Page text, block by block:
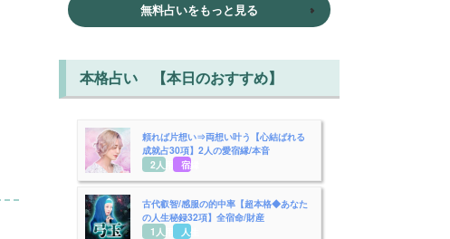
無料占いをもっと見る
本格占い 【本日のおすすめ】
頼れば片想い⇒両想い叶う【心結ばれる
成就占30項】2人の愛宿縁/本音
2人用 宿縁
古代叡智/感服の的中率【超本格◆あなた
の人生秘録32項】全宿命/財産
1人用
人生